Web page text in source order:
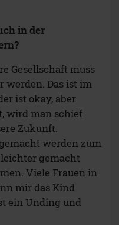
in der
Gesellschaft muss
Das ist im
ist okay, aber
wird man schief
Zukunft.
werden zum
gemacht
Viele Frauen in
mir das Kind
ein Unding und